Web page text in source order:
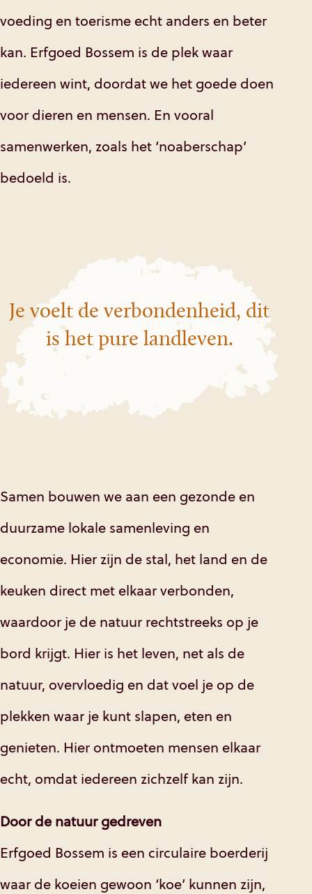
voeding en toerisme echt anders en beter
kan. Erfgoed Bossem is de plek waar
iedereen wint, doordat we het goede doen
voor dieren en mensen. En vooral
samenwerken, zoals het ‘noaberschap’
bedoeld is.
Je voelt de verbondenheid, dit
is het pure landleven.
Samen bouwen we aan een gezonde en
duurzame lokale samenleving en
economie. Hier zijn de stal, het land en de
keuken direct met elkaar verbonden,
waardoor je de natuur rechtstreeks op je
bord krijgt. Hier is het leven, net als de
natuur, overvloedig en dat voel je op de
plekken waar je kunt slapen, eten en
genieten. Hier ontmoeten mensen elkaar
echt, omdat iedereen zichzelf kan zijn.
Door de natuur gedreven
Erfgoed Bossem is een circulaire boerderij
waar de koeien gewoon ‘koe’ kunnen zijn,